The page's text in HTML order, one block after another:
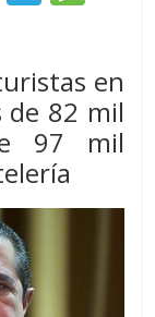
gr
a
m
a
g
e
en
de 82 mil
97 mil